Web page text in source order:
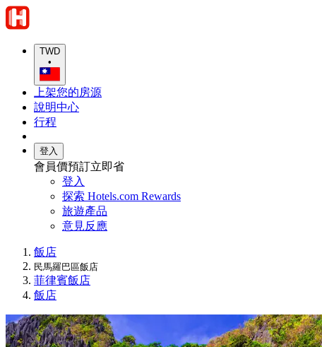
TWD
•
上架您的房源
說明中心
行程
登入
會員價預訂立即省
登入
探索 Hotels.com Rewards
旅遊產品
意見反應
飯店
民馬羅巴區飯店
菲律賓飯店
飯店